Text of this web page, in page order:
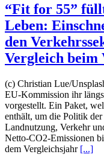
“Fit for 55”
Leben:
den
Vergleich beim
(c) Christian Lue/
EU-Kommission ihr
vorgestellt. Ein Paket,
enthält, um die Politik
Landnutzung, Verkehr
Netto-CO2-Emissionen
dem Vergleichsjahr [...]